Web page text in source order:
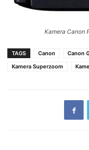
Kamera Canon
TAGS Canon Canon
Kamera Superzoom